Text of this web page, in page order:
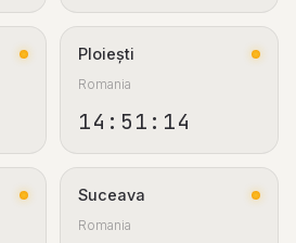
Ploiești
Romania
14:51:15
Suceava
Romania